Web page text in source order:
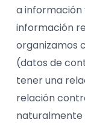
a información
información
organizamos
(datos de
tener una
relación
naturalmente